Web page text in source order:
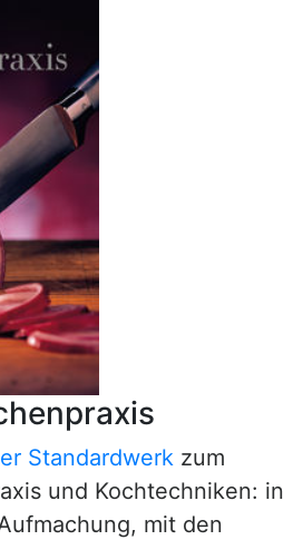
Standardwerk zum
und Kochtechniken: in
mit den